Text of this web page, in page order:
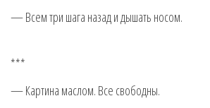
— Всем три шага назад и дышать носом.
***
— Картина маслом. Все свободны.